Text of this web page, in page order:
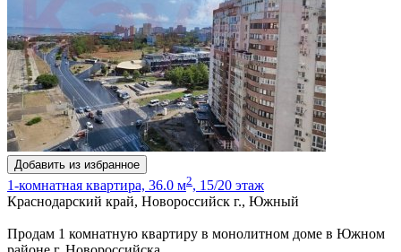
Добавить из избранное
1-комнатная квартира, 36.0 м2, 15/20 этаж
Краснодарский край, Новороссийск г., Южный
Продам 1 комнатную квартиру в монолитном доме в Южном